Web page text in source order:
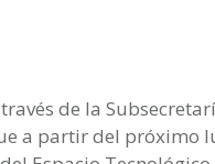
de la
a partir del próximo